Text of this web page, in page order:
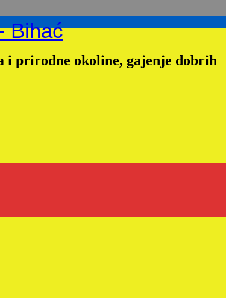
Bihać
i prirodne okoline, gajenje dobrih